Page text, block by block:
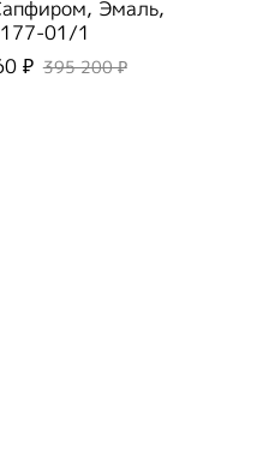
Эмаль,
01/1
₽ 395 200 ₽